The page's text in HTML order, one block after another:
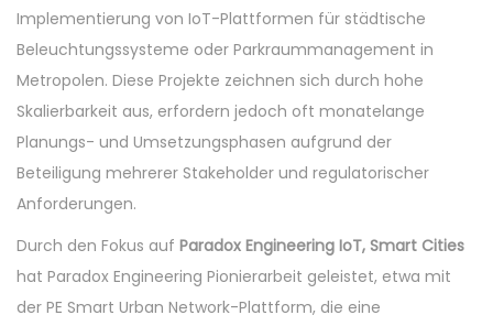
Implementierung von IoT-Plattformen für städtische
Beleuchtungssysteme oder Parkraummanagement in
Metropolen. Diese Projekte zeichnen sich durch hohe
Skalierbarkeit aus, erfordern jedoch oft monatelange
Planungs- und Umsetzungsphasen aufgrund der
Beteiligung mehrerer Stakeholder und regulatorischer
Anforderungen.
Durch den Fokus auf Paradox Engineering IoT, Smart Cities
hat Paradox Engineering Pionierarbeit geleistet, etwa mit
der PE Smart Urban Network-Plattform, die eine